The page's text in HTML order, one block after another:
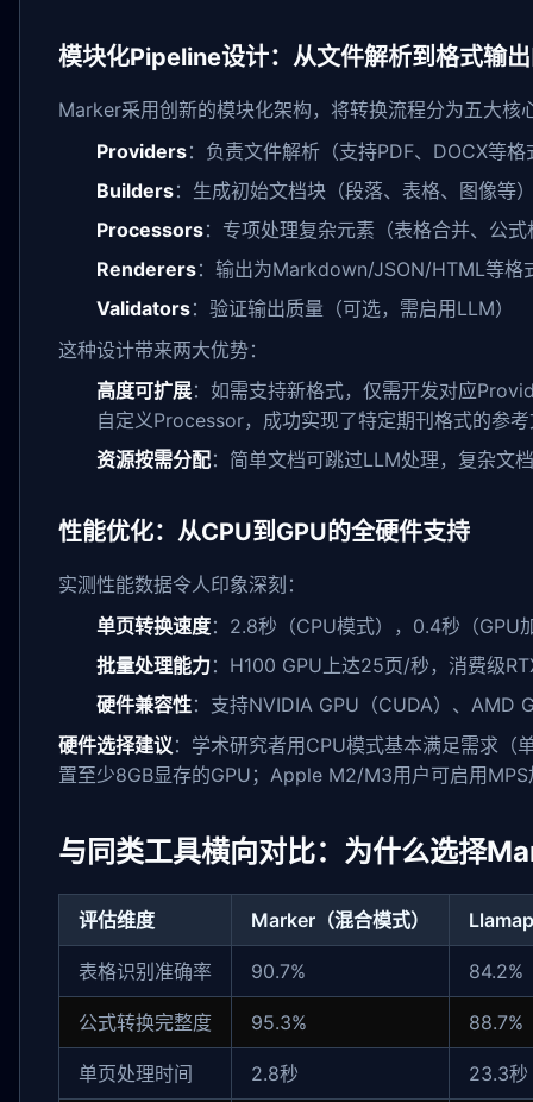
模块化Pipeline设计：从文件解析到格式输
Marker采用创新的模块化架构，将转换流程分为五大核
Providers：负责文件解析（支持PDF、DOCX等格
Builders：生成初始文档块（段落、表格、图像等
Processors：专项处理复杂元素（表格合并、公
Renderers：输出为Markdown/JSON/HTML等格
Validators：验证输出质量（可选，需启用LLM）
这种设计带来两大优势：
高度可扩展：如需支持新格式，仅需开发对应
自定义Processor，成功实现了特定期刊格式的参
资源按需分配：简单文档可跳过LLM处理，复杂文
性能优化：从CPU到GPU的全硬件支持
实测性能数据令人印象深刻：
单页转换速度：2.8秒（CPU模式），0.4秒（GPU
批量处理能力：H100 GPU上达25页/秒，消费级
硬件兼容性：支持NVIDIA GPU（CUDA）、AMD
硬件选择建议：学术研究者用CPU模式基本满足需求
置至少8GB显存的GPU；Apple M2/M3用户可启用
与同类工具横向对比：为什么选择
评估维度 Marker（混合模式）
表格识别准确率 90.7% 84.2%
公式转换完整度 95.3% 88.7%
单页处理时间 2.8秒 23.3秒